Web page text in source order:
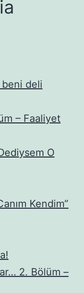
beni deli
– Faaliyet
O
Kendim”
2. Bölüm –